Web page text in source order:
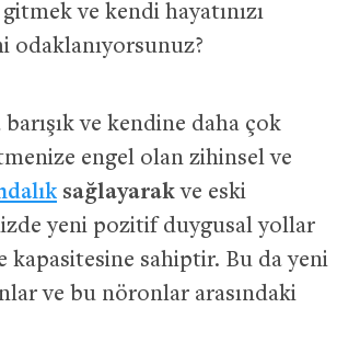
ve kendi hayatınızı
odaklanıyorsunuz?
ve kendine daha çok
engel olan zihinsel ve
sağlayarakve eski
yeni pozitif duygusal yollar
sahiptir. Bu da yeni
ve bu nöronlar arasındaki